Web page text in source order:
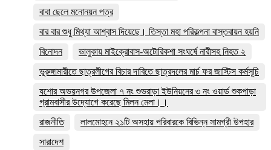
বাবা ছেলে মনোনয়ন পত্র
বার বার শুধু মিথ্যা আশ্বাস দিয়েছে। তিস্তা মহা পরিকল্পনা বাস্তবায়ন হয়নি
বিনোদন
ভালুকায় মাইক্রোবাস-অটোরিকশা সংঘর্ষে নারীসহ নিহত ২
ভূরুঙ্গামারীতে ছাত্রলীগের বিচার দাবিতে ছাত্রদলের মার্চ ফর জাস্টিস কর্মসূচি
যশোর অভয়নগর উপজেলা ৭ নং শুভরাড়া ইউনিয়নের ৩ নং ওয়ার্ড শুকপাড়া
গ্রামবাসীর উদ্যোগে করেছে মিলন মেলা।।
রাজনীতি
লালমোহনে ২১টি অসহায় পরিবারকে বিভিন্ন সামগ্রী উপহার
সারাদেশ